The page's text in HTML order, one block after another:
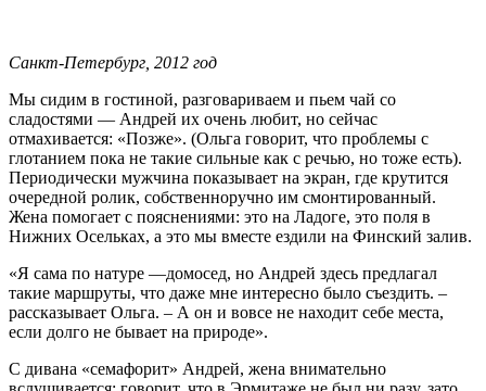
Санкт-Петербург, 2012 год
Мы сидим в гостиной, разговариваем и пьем чай со
сладостями — Андрей их очень любит, но сейчас
отмахивается: «Позже». (Ольга говорит, что проблемы с
глотанием пока не такие сильные как с речью, но тоже есть).
Периодически мужчина показывает на экран, где крутится
очередной ролик, собственноручно им смонтированный.
Жена помогает с пояснениями: это на Ладоге, это поля в
Нижних Осельках, а это мы вместе ездили на Финский залив.
«Я сама по натуре —домосед, но Андрей здесь предлагал
такие маршруты, что даже мне интересно было съездить. –
рассказывает Ольга. – А он и вовсе не находит себе места,
если долго не бывает на природе».
С дивана «семафорит» Андрей, жена внимательно